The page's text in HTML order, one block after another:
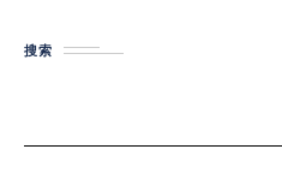
搜索